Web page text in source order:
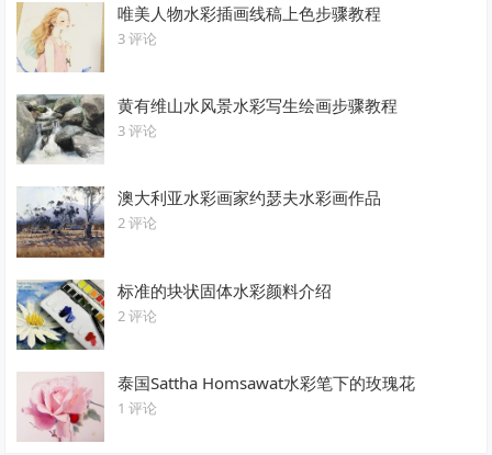
唯美人物水彩插画线稿上色步骤教程
3 评论
黄有维山水风景水彩写生绘画步骤教程
3 评论
澳大利亚水彩画家约瑟夫水彩画作品
2 评论
标准的块状固体水彩颜料介绍
2 评论
泰国Sattha Homsawat水彩笔下的玫瑰花
1 评论